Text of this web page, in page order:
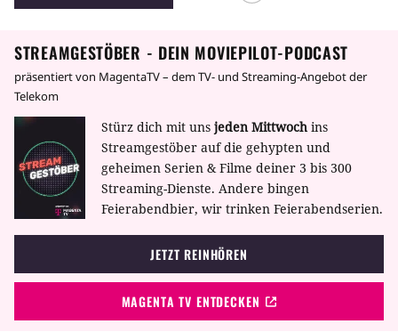
bringt er nachts Verbrecher genussvoll um die
STREAMGESTÖBER - DEIN MOVIEPILOT-PODCAST
präsentiert von MagentaTV – dem TV- und Streaming-Angebot der
Telekom
Stürz dich mit uns jeden Mittwoch ins
Streamgestöber auf die gehypten und
geheimen Serien & Filme deiner 3 bis 300
Streaming-Dienste. Andere bingen
Feierabendbier, wir trinken Feierabendserien.
JETZT REINHÖREN
MAGENTA TV ENTDECKEN